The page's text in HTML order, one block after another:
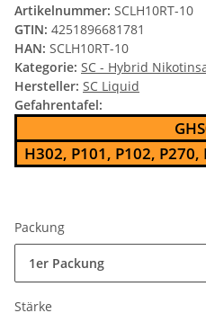
Artikelnummer: SCLH10RT-10
GTIN: 4251896681781
HAN: SCLH10RT-10
Kategorie: SC - Hybrid
Hersteller: SC Liquid
Gefahrentafel:
H302, P101, P102, P270,
Packung
1er Packung
Stärke